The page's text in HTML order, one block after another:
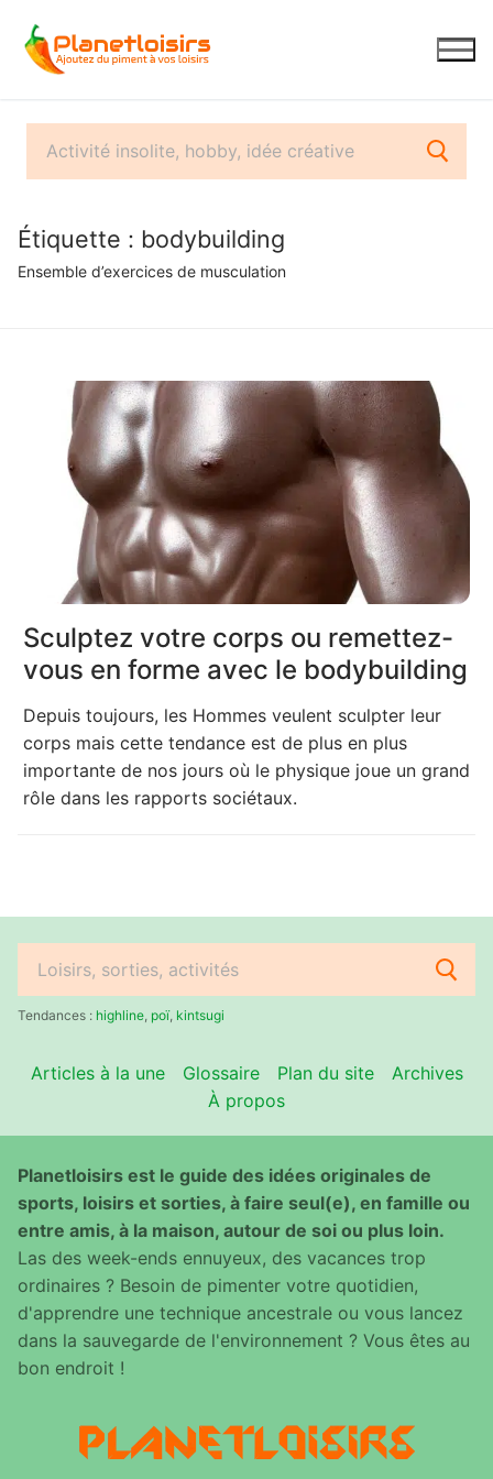
contenu
Étiquette : bodybuilding
Ensemble d’exercices de musculation
Sculptez votre corps ou remettez-
vous en forme avec le bodybuilding
Depuis toujours, les Hommes veulent sculpter leur
corps mais cette tendance est de plus en plus
importante de nos jours où le physique joue un grand
rôle dans les rapports sociétaux.
Rechercher
:Tendances : highline poï, kintsugi
Articles à la une Glossaire Plan du site
Archives
À propos
Planetloisirs est le guide des idées originales de
sports, loisirs et sorties, à faire seul(e), en famille ou
entre amis, à la maison, autour de soi ou plus loin.
Las des week-ends ennuyeux, des vacances trop
ordinaires ? Besoin de pimenter votre quotidien,
d'apprendre une technique ancestrale ou vous lancez
dans la sauvegarde de l'environnement ? Vous êtes au
bon endroit !